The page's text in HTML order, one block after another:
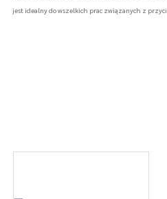
jest idealny do wszelkich prac związanych z